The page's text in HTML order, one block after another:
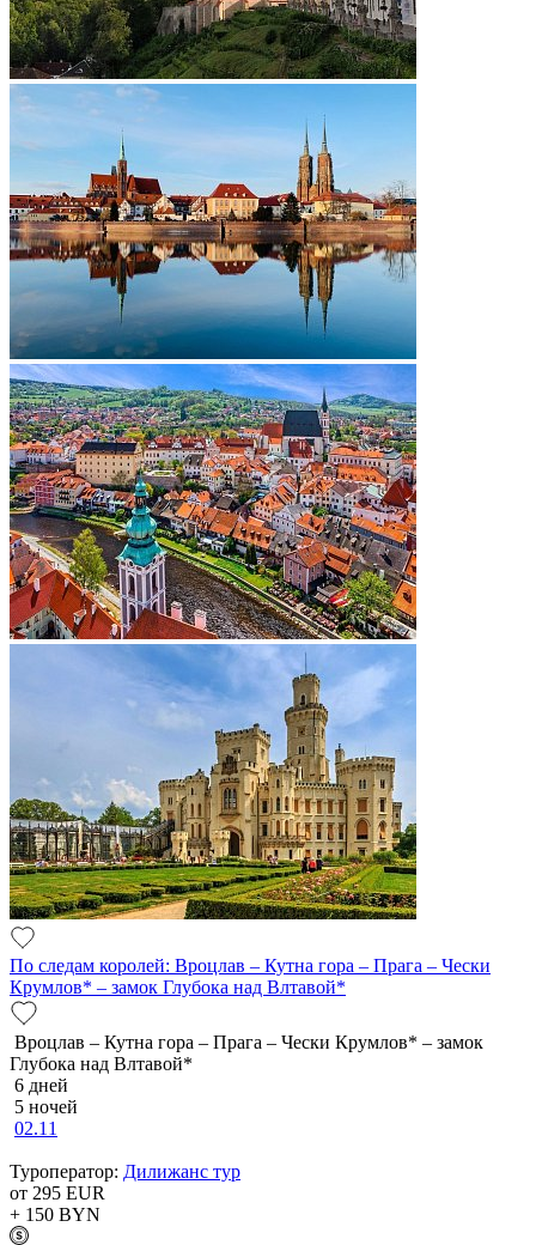
По следам королей: Вроцлав – Кутна гора – Прага – Чески
Крумлов* – замок Глубока над Влтавой*
Вроцлав – Кутна гора – Прага – Чески Крумлов* – замок
Глубока над Влтавой*
6 дней
5 ночей
02.11
Туроператор: Дилижанс тур
от 295 EUR
+ 150 BYN